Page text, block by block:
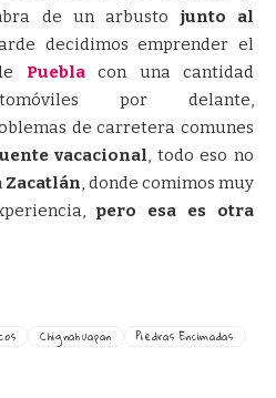
de un arbusto junto al
decidimos emprender el
Pueblacon una cantidad
por delante,
de carretera comunes
vacacional, todo eso no
Zacatlán, donde comimos muy
pero esa es otra
Chignahuapan
Piedras Encimadas